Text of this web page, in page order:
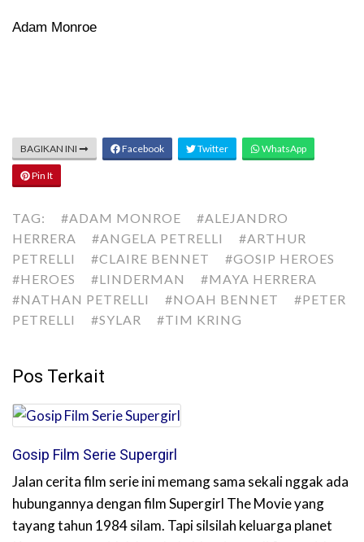
Adam Monroe
BAGIKAN INI Facebook Twitter WhatsApp
Pin It
TAG: #ADAM MONROE
#ALEJANDRO
HERRERA
#ANGELA PETRELLI
#ARTHUR
PETRELLI
#CLAIRE BENNET
#GOSIP HEROES
#HEROES
#LINDERMAN
#MAYA HERRERA
#NATHAN PETRELLI
#NOAH BENNET
#PETER
PETRELLI
#SYLAR #TIM KRING
Pos Terkait
Gosip Film Serie Supergirl
Jalan cerita film serie ini memang sama sekali nggak ada
hubungannya dengan film Supergirl The Movie yang
tayang tahun 1984 silam. Tapi silsilah keluarga planet